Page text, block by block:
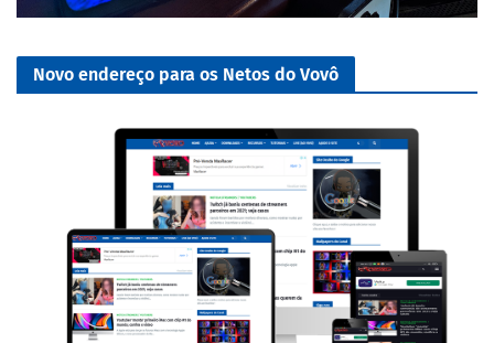
Novo endereço para os Netos do Vovô